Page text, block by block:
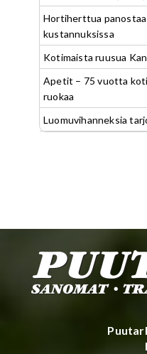
Hortiherttua panostaa
kustannuksissa
Kotimaista ruusua
Apetit – 75 vuotta
ruokaa
Luomuvihanneksia